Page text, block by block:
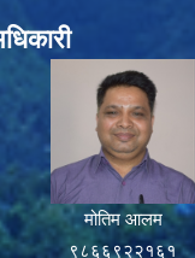
मोतिम आलम
९८६६९२२१६१